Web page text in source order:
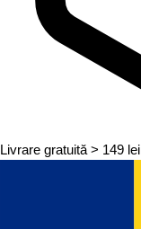
Livrare gratuită > 149 lei